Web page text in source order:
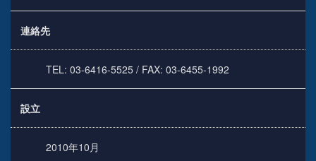
連絡先
TEL: 03-6416-5525 / FAX: 03-6455-1992
設立
2010年10月